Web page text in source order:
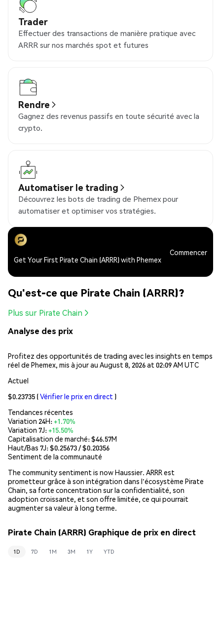
Trader
Effectuer des transactions de manière pratique avec
ARRR sur nos marchés spot et futures
Rendre
Gagnez des revenus passifs en toute sécurité avec la
crypto.
Automatiser le trading
Découvrez les bots de trading de Phemex pour
automatiser et optimiser vos stratégies.
Get Your First Pirate Chain (ARRR) with Phemex
Commencer
Qu'est-ce que Pirate Chain (ARRR)?
Plus sur Pirate Chain
Analyse des prix
Profitez des opportunités de trading avec les insights en temps
réel de Phemex, mis à jour au August 8, 2026 at 02:09 AM UTC
Actuel
$0.23735 (Vérifier le prix en direct )
Tendances récentes
Variation 24H:+1.70%
Variation 7J:+15.50%
Capitalisation de marché:$46.57M
Haut/Bas 7J: $0.25673/ $0.20356
Sentiment de la communauté
The community sentiment is now Haussier. ARRR est
prometteur grâce à son intégration dans l'écosystème Pirate
Chain, sa forte concentration sur la confidentialité, son
adoption croissante, et son offre limitée, ce qui pourrait
augmenter sa valeur à long terme.
Pirate Chain (ARRR) Graphique de prix en direct
1D 7D 1M 3M 1Y YTD